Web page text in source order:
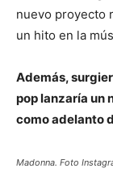
nuevo proyecto
un hito en la
Además,
pop lanzaría un
como adelanto
Madonna. Foto